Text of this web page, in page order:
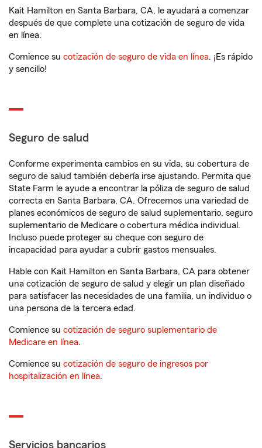
Kait Hamilton en Santa Barbara, CA, le ayudará a comenzar
después de que complete una cotización de seguro de vida
en línea.
Comience su cotización de seguro de vida en línea. ¡Es rápido
y sencillo!
Seguro de salud
Conforme experimenta cambios en su vida, su cobertura de
seguro de salud también debería irse ajustando. Permita que
State Farm le ayude a encontrar la póliza de seguro de salud
correcta en Santa Barbara, CA. Ofrecemos una variedad de
planes económicos de seguro de salud suplementario, seguro
suplementario de Medicare o cobertura médica individual.
Incluso puede proteger su cheque con seguro de
incapacidad para ayudar a cubrir gastos mensuales.
Hable con Kait Hamilton en Santa Barbara, CA para obtener
una cotización de seguro de salud y elegir un plan diseñado
para satisfacer las necesidades de una familia, un individuo o
una persona de la tercera edad.
Comience su cotización de seguro suplementario de
Medicare en línea.
Comience su cotización de seguro de ingresos por
hospitalización en línea.
Servicios bancarios